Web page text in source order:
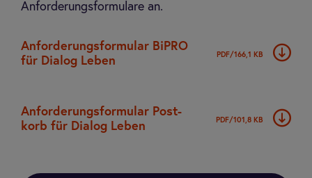
Anforderungsformulare an.
Anfor­de­rungs­for­mu­lar BiPRO
für Dia­log Leben
PDF/166,1 KB
Anfor­de­rungs­for­mu­lar Post­
korb für Dia­log Leben
PDF/101,8 KB